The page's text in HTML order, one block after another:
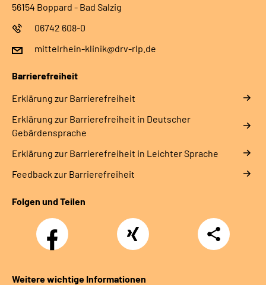
56154 Boppard - Bad Salzig
06742 608-0
mittelrhein-klinik@drv-rlp.de
Barrierefreiheit
Erklärung zur Barrierefreiheit
Erklärung zur Barrierefreiheit in Deutscher
Gebärdensprache
Erklärung zur Barrierefreiheit in Leichter Sprache
Feedback zur Barrierefreiheit
Folgen und Teilen
Facebook Xing
Teilen
Weitere wichtige Informationen